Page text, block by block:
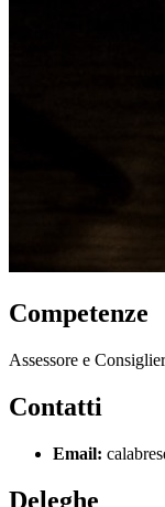
Competenze
Assessore e
Contatti
Email:
Deleghe